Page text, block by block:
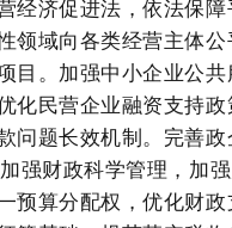
经济促进法，依法保
领域向各类经营主体
目。加强中小企业公
化民营企业融资支持
问题长效机制。完善
强财政科学管理，加
预算分配权，优化财